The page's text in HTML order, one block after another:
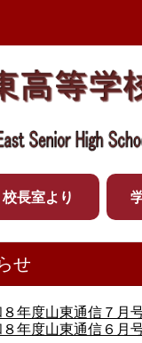
校長室より
せ
年度山東通信７月
８年度山東通信６月